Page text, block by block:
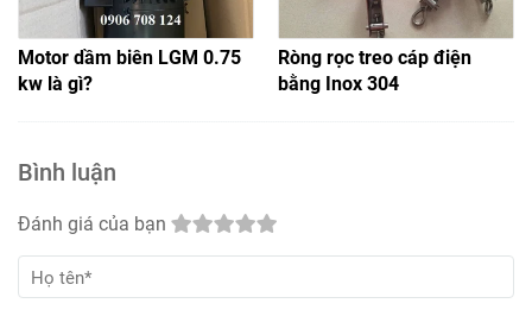
Motor dầm biên LGM 0.75
kw là gì?
Ròng rọc treo cáp điện
bằng Inox 304
Bình luận
Đánh giá của bạn